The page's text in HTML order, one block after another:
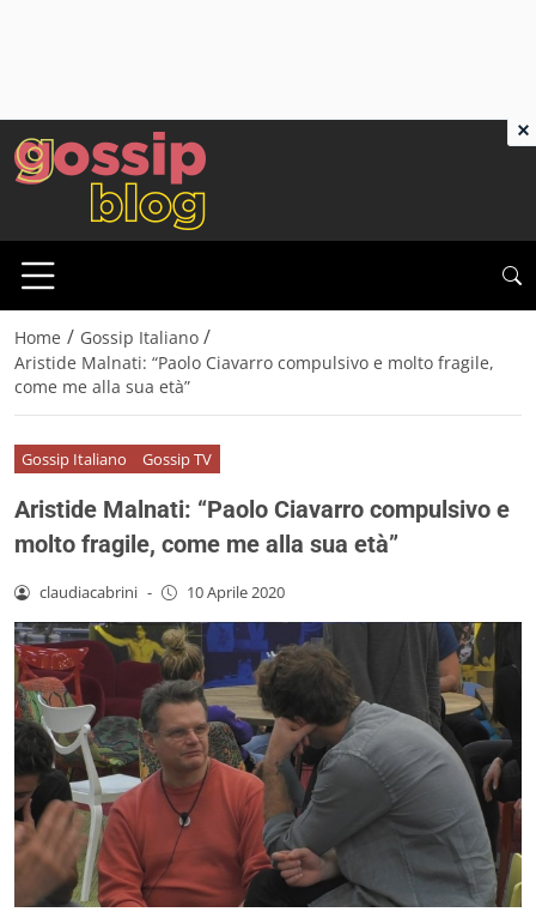
Home / Gossip Italiano /
Aristide Malnati: “Paolo Ciavarro compulsivo e molto fragile,
come me alla sua età”
Gossip Italiano Gossip TV
Aristide Malnati: “Paolo Ciavarro compulsivo e
molto fragile, come me alla sua età”
claudiacabrini - 10 Aprile 2020
×